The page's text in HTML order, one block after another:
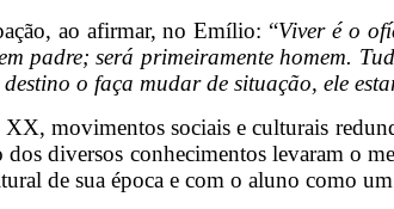
ao afirmar, no Emílio: “Viver é o
padre; será primeiramente homem.
o faça mudar de situação, ele
movimentos sociais e culturais
diversos conhecimentos levaram o
de sua época e com o aluno como